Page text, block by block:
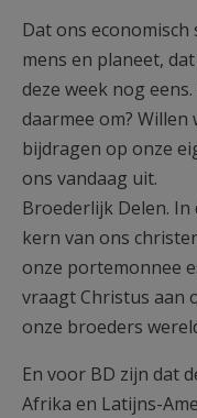
Dat ons
mens en planeet,
deze week nog
daarmee om?
bijdragen op onze
ons vandaag uit.
Broederlijk Delen.
kern van ons
onze portemonnee
vraagt Christus aan
onze broeders
En voor BD zijn dat
Afrika en Latijns-